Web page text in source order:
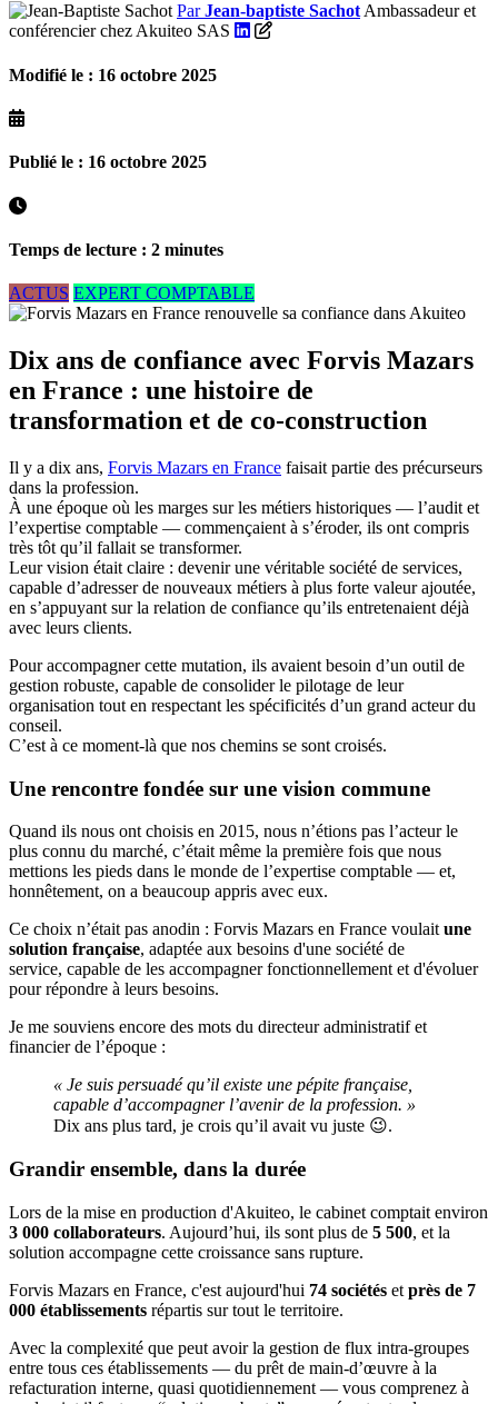
ParJean-baptiste SachotAmbassadeur et
conférencier chez Akuiteo SAS
Modifié le : 16 octobre 2025
Publié le : 16 octobre 2025
Temps de lecture : 2 minutes
ACTUS EXPERT COMPTABLE
Dix ans de confiance avec Forvis Mazars
en France : une histoire de
transformation et de co-construction
Il y a dix ans, Forvis Mazars en France faisait partie des précurseurs
dans la profession.
À une époque où les marges sur les métiers historiques — l’audit et
l’expertise comptable — commençaient à s’éroder, ils ont compris
très tôt qu’il fallait se transformer.
Leur vision était claire : devenir une véritable société de services,
capable d’adresser de nouveaux métiers à plus forte valeur ajoutée,
en s’appuyant sur la relation de confiance qu’ils entretenaient déjà
avec leurs clients.
Pour accompagner cette mutation, ils avaient besoin d’un outil de
gestion robuste, capable de consolider le pilotage de leur
organisation tout en respectant les spécificités d’un grand acteur du
conseil.
C’est à ce moment-là que nos chemins se sont croisés.
Une rencontre fondée sur une vision commune
Quand ils nous ont choisis en 2015, nous n’étions pas l’acteur le
plus connu du marché, c’était même la première fois que nous
mettions les pieds dans le monde de l’expertise comptable — et,
honnêtement, on a beaucoup appris avec eux.
Ce choix n’était pas anodin : Forvis Mazars en France voulait une
solution française, adaptée aux besoins d'une société de
service, capable de les accompagner fonctionnellement et d'évoluer
pour répondre à leurs besoins.
Je me souviens encore des mots du directeur administratif et
financier de l’époque :
« Je suis persuadé qu’il existe une pépite française,
capable d’accompagner l’avenir de la profession. »
Dix ans plus tard, je crois qu’il avait vu juste 😉.
Grandir ensemble, dans la durée
Lors de la mise en production d'Akuiteo, le cabinet comptait environ
3 000 collaborateurs. Aujourd’hui, ils sont plus de 5 500, et la
solution accompagne cette croissance sans rupture.
Forvis Mazars en France, c'est aujourd'hui 74 sociétés et près de 7
000 établissements répartis sur tout le territoire.
Avec la complexité que peut avoir la gestion de flux intra-groupes
entre tous ces établissements — du prêt de main-d’œuvre à la
refacturation interne, quasi quotidiennement — vous comprenez à